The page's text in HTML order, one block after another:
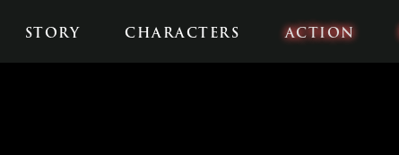
STORY CHARACTERS ACTION